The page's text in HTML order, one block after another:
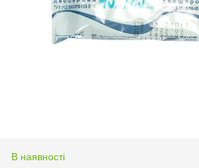
В наявності